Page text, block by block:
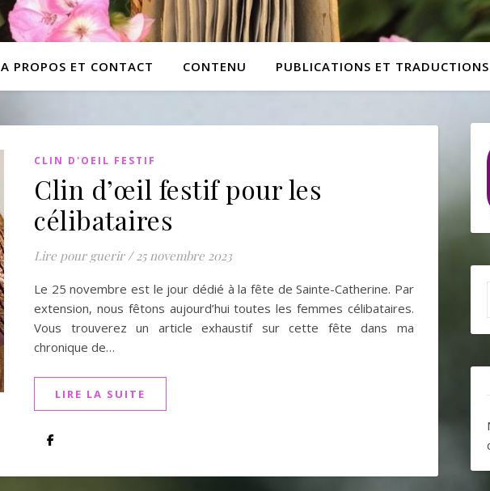
A PROPOS ET CONTACT CONTENU PUBLICATIONS ET TRADUCTIONS
CLIN D'OEIL FESTIF
Clin d’œil festif pour les
célibataires
Lire pour guerir / 25 novembre 2023
Le 25 novembre est le jour dédié à la fête de Sainte-Catherine. Par
extension, nous fêtons aujourd’hui toutes les femmes célibataires.
Vous trouverez un article exhaustif sur cette fête dans ma
chronique de…
LIRE LA SUITE